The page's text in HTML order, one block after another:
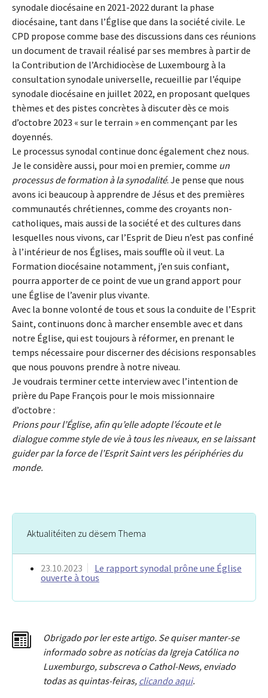
synodale diocésaine en 2021-2022 durant la phase
diocésaine, tant dans l’Église que dans la société civile. Le
CPD propose comme base des discussions dans ces réunions
un document de travail réalisé par ses membres à partir de
la Contribution de l’Archidiocèse de Luxembourg à la
consultation synodale universelle, recueillie par l’équipe
synodale diocésaine en juillet 2022, en proposant quelques
thèmes et des pistes concrètes à discuter dès ce mois
d’octobre 2023 « sur le terrain » en commençant par les
doyennés.
Le processus synodal continue donc également chez nous.
Je le considère aussi, pour moi en premier, comme un
processus de formation à la synodalité. Je pense que nous
avons ici beaucoup à apprendre de Jésus et des premières
communautés chrétiennes, comme des croyants non-
catholiques, mais aussi de la société et des cultures dans
lesquelles nous vivons, car l’Esprit de Dieu n’est pas confiné
à l’intérieur de nos Églises, mais souffle où il veut. La
Formation diocésaine notamment, j’en suis confiant,
pourra apporter de ce point de vue un grand apport pour
une Église de l’avenir plus vivante.
Avec la bonne volonté de tous et sous la conduite de l’Esprit
Saint, continuons donc à marcher ensemble avec et dans
notre Église, qui est toujours à réformer, en prenant le
temps nécessaire pour discerner des décisions responsables
que nous pouvons prendre à notre niveau.
Je voudrais terminer cette interview avec l’intention de
prière du Pape François pour le mois missionnaire
d’octobre :
Prions pour l’Église, afin qu’elle adopte l’écoute et le
dialogue comme style de vie à tous les niveaux, en se laissant
guider par la force de l’Esprit Saint vers les périphéries du
monde.
Aktualitéiten zu dësem Thema
23.10.2023
Le rapport synodal prône une Église
ouverte à tous
Obrigado por ler este artigo. Se quiser manter-se
informado sobre as notícias da Igreja Católica no
Luxemburgo, subscreva o Cathol-News, enviado
todas as quintas-feiras, clicando aqui.